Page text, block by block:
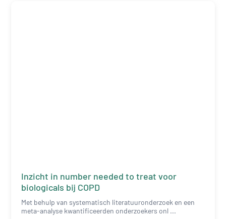
Inzicht in number needed to treat voor
biologicals bij COPD
Met behulp van systematisch literatuuronderzoek en een
meta-analyse kwantificeerden onderzoekers onl ...